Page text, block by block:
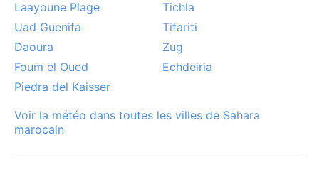
supportable et les journées ensoleillées mais douces.
Les tempêtes de sable, bien que moins fréquentes
que dans le désert intérieur, peuvent survenir en été,
réduisant la visibilité. Le brouillard côtier n'est pas
touche de fraîcheur. Laayoune échappe aux cyclones
mais subit parfois des vents violents. Pour les
amateurs de climat extrême, l'été offre une
faut alors éviter le milieu de la journée. Le climat y est
Laayoune Plage
Tichla
Uad Guenifa
Tifariti
Daoura
Zug
Foum el Oued
Echdeiria
Piedra del Kaisser
Voir la météo dans toutes les villes de Sahara
marocain